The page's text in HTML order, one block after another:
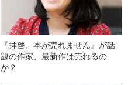
『拝啓、本が売れません』が話
題の作家、最新作は売れるの
か？